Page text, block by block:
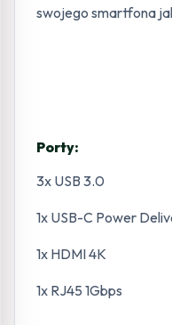
swojego smartfona
Porty:
3x USB 3.0
1x USB-C Power
1x HDMI 4K
1x RJ45 1Gbps